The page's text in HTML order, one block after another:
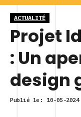
ACTUALITÉ
Projet
: Un
design
Publié le: 10-05-2024